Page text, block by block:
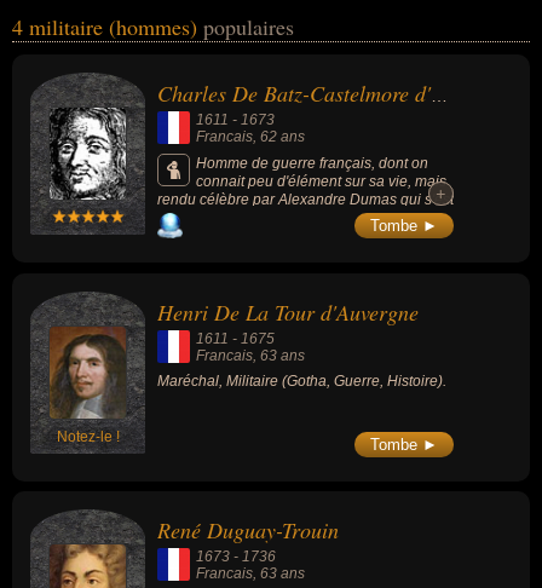
d'Auvergne, René Duguay-Trouin, Charles-Eugène De Lévis-
liens variés dans les domaines de la guerre, de l'histoire ou du
gotha. Ces célébrités peuvent également avoir été comte, homme
d'état, maréchal, corsaire ou navigateur. En ce qui concerne leurs
nationalités au moment de leurs morts, ils peuvent avoir été
francais par exemple.
4 militaire (hommes) populaires
1611 - 1673
Francais, 62 ans
Homme de guerre français, dont on
connait peu d'élément sur sa vie, mais
rendu célèbre par Alexandre Dumas qui s'est
inspiré des mémoires du Comte d'Artagnan
pour composer son personnage de
+
+
Tombe ►
Notez-le !
Henri De La Tour d'Auvergne
1611 - 1675
Francais , 63 ans
Maréchal, Militaire (Gotha, Guerre, Histoire).
Tombe ►
René Duguay-Trouin
1673 - 1736
Francais, 63 ans